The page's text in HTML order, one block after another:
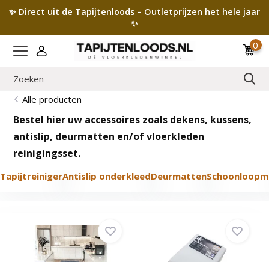
✨ Direct uit de Tapijtenloods – Outletprijzen het hele jaar
✨
0
Alle producten
Bestel hier uw accessoires zoals dekens, kussens,
antislip, deurmatten en/of vloerkleden
reinigingsset.
TapijtreinigerAntislip onderkleedDeurmatten